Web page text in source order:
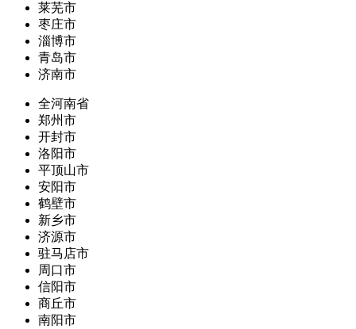
莱芜市
枣庄市
淄博市
青岛市
济南市
全河南省
郑州市
开封市
洛阳市
平顶山市
安阳市
鹤壁市
新乡市
济源市
驻马店市
周口市
信阳市
商丘市
南阳市